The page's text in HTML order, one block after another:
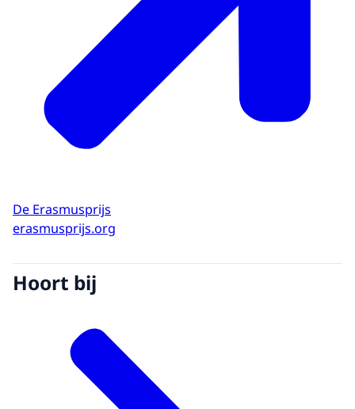
De Erasmusprijs
erasmusprijs.org
Hoort bij